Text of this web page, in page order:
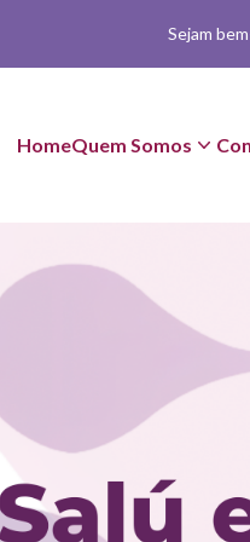
Sejam
HomeQuem Somos